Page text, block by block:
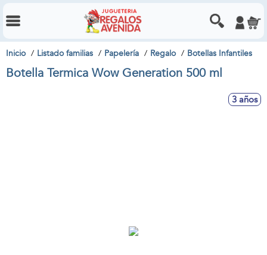
Inicio Listado familias Papelería Regalo Botellas Infantiles
Botella Termica Wow Generation 500 ml
3 años